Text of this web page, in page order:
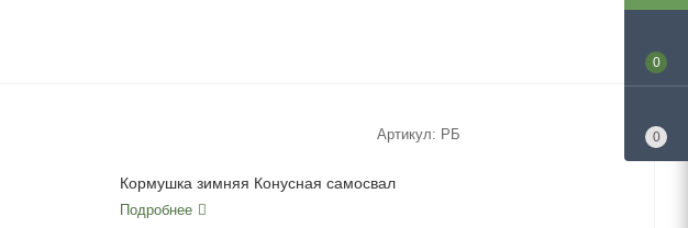
Артикул: РБ
Кормушка зимняя Конусная самосвал
Подробнее
0
0